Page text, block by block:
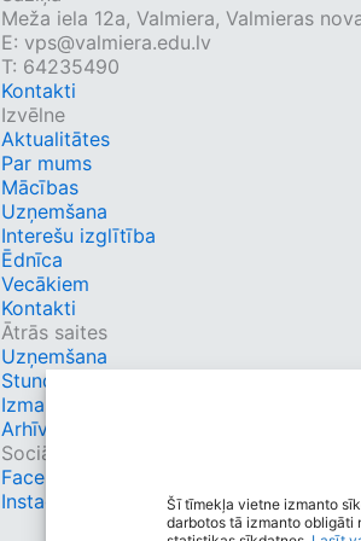
Šī tīmekļa vietne izmanto
darbotos tā izmanto obligāti
Meža iela 12a, Valmiera, Valmieras
E: vps@valmiera.edu.lv
T: 64235490
Kontakti
Izvēlne
Aktualitātes
Par mums
Mācības
Uzņemšana
Interešu izglītība
Ēdnīca
Vecākiem
Kontakti
Ātrās saites
Uzņemšana
Stundu saraksts
Izmaiņas
Arhīvs
Sociālie tīkli
Facebook
Instagram